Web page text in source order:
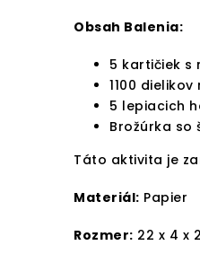
Obsah Balenia:
5 kartičiek s
1100 dielikov
5 lepiacich
Brožúrka so
Táto aktivita je
Materiál: Papier
Rozmer: 22 x 4 x